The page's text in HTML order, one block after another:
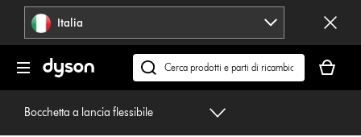
navigazione Italia
Cerca
su
dyson.it
carrello
è
Bocchetta a lancia flessibile